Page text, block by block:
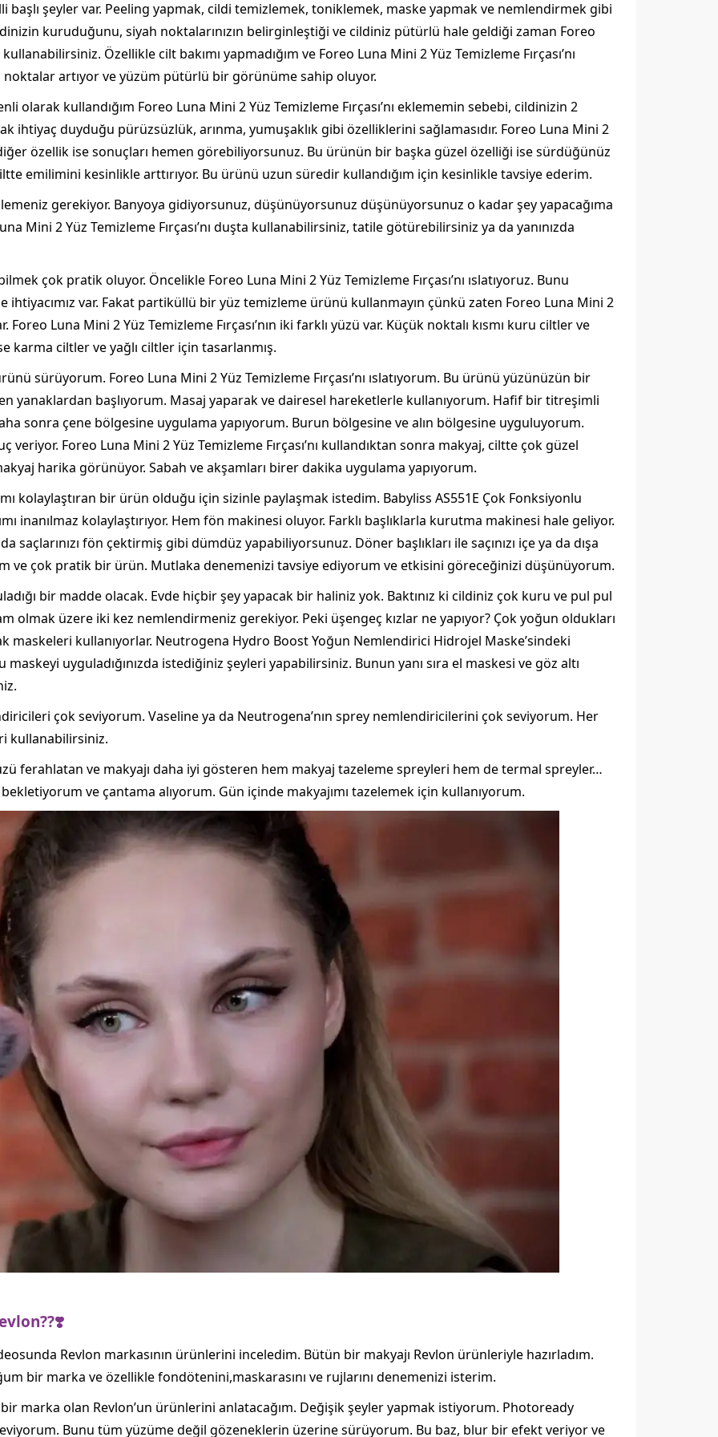
başlı şeyler var. Peeling yapmak, cildi temizlemek, toniklemek, maske yapmak ve nemlendirmek gibi
kuruduğunu, siyah noktalarınızın belirginleştiği ve cildiniz pütürlü hale geldiği zaman Foreo
Özellikle cilt bakımı yapmadığım ve Foreo Luna Mini 2 Yüz Temizleme Fırçası’nı
artıyor ve yüzüm pütürlü bir görünüme sahip oluyor.
olarak kullandığım Foreo Luna Mini 2 Yüz Temizleme Fırçası’nı eklememin sebebi, cildinizin 2
ihtiyaç duyduğu pürüzsüzlük, arınma, yumuşaklık gibi özelliklerini sağlamasıdır. Foreo Luna Mini 2
özellik ise sonuçları hemen görebiliyorsunuz. Bu ürünün bir başka güzel özelliği ise sürdüğünüz
emilimini kesinlikle arttırıyor. Bu ürünü uzun süredir kullandığım için kesinlikle tavsiye ederim.
gerekiyor. Banyoya gidiyorsunuz, düşünüyorsunuz düşünüyorsunuz o kadar şey yapacağıma
Mini 2 Yüz Temizleme Fırçası’nı duşta kullanabilirsiniz, tatile götürebilirsiniz ya da yanınızda
çok pratik oluyor. Öncelikle Foreo Luna Mini 2 Yüz Temizleme Fırçası’nı ıslatıyoruz. Bunu
var. Fakat partiküllü bir yüz temizleme ürünü kullanmayın çünkü zaten Foreo Luna Mini 2
Foreo Luna Mini 2 Yüz Temizleme Fırçası’nın iki farklı yüzü var. Küçük noktalı kısmı kuru ciltler ve
karma ciltler ve yağlı ciltler için tasarlanmış.
sürüyorum. Foreo Luna Mini 2 Yüz Temizleme Fırçası’nı ıslatıyorum. Bu ürünü yüzünüzün bir
yanaklardan başlıyorum. Masaj yaparak ve dairesel hareketlerle kullanıyorum. Hafif bir titreşimli
sonra çene bölgesine uygulama yapıyorum. Burun bölgesine ve alın bölgesine uyguluyorum.
veriyor. Foreo Luna Mini 2 Yüz Temizleme Fırçası’nı kullandıktan sonra makyaj, ciltte çok güzel
harika görünüyor. Sabah ve akşamları birer dakika uygulama yapıyorum.
kolaylaştıran bir ürün olduğu için sizinle paylaşmak istedim. Babyliss AS551E Çok Fonksiyonlu
inanılmaz kolaylaştırıyor. Hem fön makinesi oluyor. Farklı başlıklarla kurutma makinesi hale geliyor.
saçlarınızı fön çektirmiş gibi dümdüz yapabiliyorsunuz. Döner başlıkları ile saçınızı içe ya da dışa
ve çok pratik bir ürün. Mutlaka denemenizi tavsiye ediyorum ve etkisini göreceğinizi düşünüyorum.
bir madde olacak. Evde hiçbir şey yapacak bir haliniz yok. Baktınız ki cildiniz çok kuru ve pul pul
olmak üzere iki kez nemlendirmeniz gerekiyor. Peki üşengeç kızlar ne yapıyor? Çok yoğun oldukları
maskeleri kullanıyorlar. Neutrogena Hydro Boost Yoğun Nemlendirici Hidrojel Maske’sindeki
uyguladığınızda istediğiniz şeyleri yapabilirsiniz. Bunun yanı sıra el maskesi ve göz altı
çok seviyorum. Vaseline ya da Neutrogena’nın sprey nemlendiricilerini çok seviyorum. Her
kullanabilirsiniz.
ferahlatan ve makyajı daha iyi gösteren hem makyaj tazeleme spreyleri hem de termal spreyler…
ve çantama alıyorum. Gün içinde makyajımı tazelemek için kullanıyorum.
Revlon markasının ürünlerini inceledim. Bütün bir makyajı Revlon ürünleriyle hazırladım.
bir marka ve özellikle fondötenini,maskarasını ve rujlarını denemenizi isterim.
marka olan Revlon’un ürünlerini anlatacağım. Değişik şeyler yapmak istiyorum. Photoready
Bunu tüm yüzüme değil gözeneklerin üzerine sürüyorum. Bu baz, blur bir efekt veriyor ve